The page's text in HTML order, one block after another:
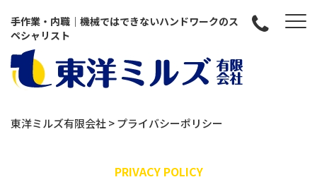
手作業・内職｜機械ではできないハンドワークのス
ペシャリスト
東洋ミルズ有限会社>プライバシーポリシー
PRIVACY POLICY